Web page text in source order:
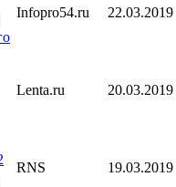
Infopro54.ru 22.03.2019
Lenta.ru 20.03.2019
RNS 19.03.2019